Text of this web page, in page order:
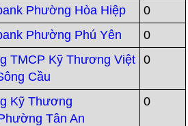
Phường Hòa Hiệp
0
Phường Phú Yên
0
TMCP Kỹ Thương Việt
Cầu
0
Kỹ Thương
Tân An
0